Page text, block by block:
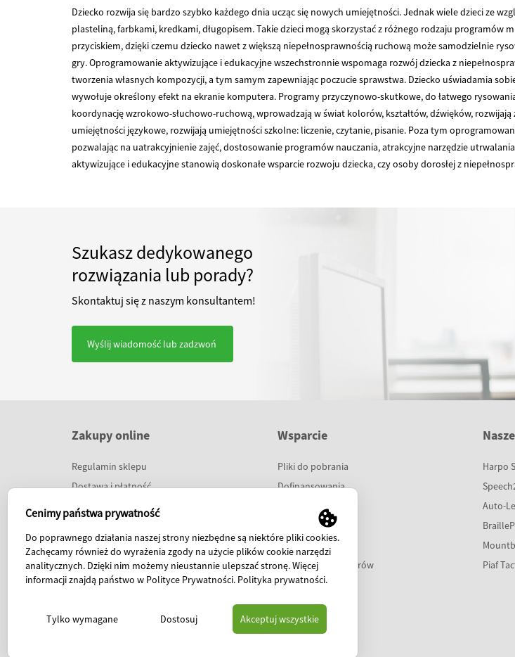
Dziecko rozwija się bardzo szybko każdego dnia ucząc się nowych umiejętności. Jednak wiele dzieci ze
plasteliną, farbkami, kredkami, długopisem. Takie dzieci mogą skorzystać z różnego rodzaju
przyciskiem, dzięki czemu dziecko nawet z większą niepełnosprawnością ruchową może samodzielnie
gry. Oprogramowanie aktywizujące i edukacyjne wszechstronnie wspomaga rozwój dziecka z
tworzenia własnych kompozycji, a tym samym zapewniając poczucie sprawstwa. Dziecko uświadamia
wywołuje określony efekt na ekranie komputera. Programy przyczynowo-skutkowe, do łatwego
koordynację wzrokowo-słuchowo-ruchową, wprowadzają w świat kolorów, kształtów, dźwięków,
umiejętności językowe, rozwijają umiejętności szkolne: liczenie, czytanie, pisanie. Poza tym
pozwalając na uatrakcyjnienie zajęć, dostosowanie programów nauczania, atrakcyjne narzędzie
aktywizujące i edukacyjne stanowią doskonałe wsparcie rozwoju dziecka, czy osoby dorosłej z
Szukasz dedykowanego
rozwiązania lub porady?
Skontaktuj się z naszym konsultantem!
Wyślij wiadomość lub zadzwoń
Zakupy online
Regulamin sklepu
Dostawa i płatność
Raty 0%
Wsparcie
Pliki do pobrania
Dofinansowania
Prezentacje
Baza wiedzy
Warunki dla partnerów
FAQ
Harpo
Auto-
Piaf
Cenimy państwa prywatność
Do poprawnego działania naszej strony niezbędne są niektóre pliki cookies.
Zachęcamy również do wyrażenia zgody na użycie plików cookie narzędzi
analitycznych. Dzięki nim możemy nieustannie ulepszać stronę. Więcej
informacji znajdą państwo w Polityce Prywatności. Polityka prywatności.
Dostosuj
Tylko wymagane Akceptuj wszystkie